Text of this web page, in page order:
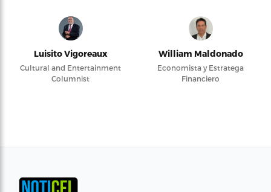
Luisito Vigoreaux
Cultural and Entertainment
Columnist
William Maldonado
Economista y Estratega
Financiero